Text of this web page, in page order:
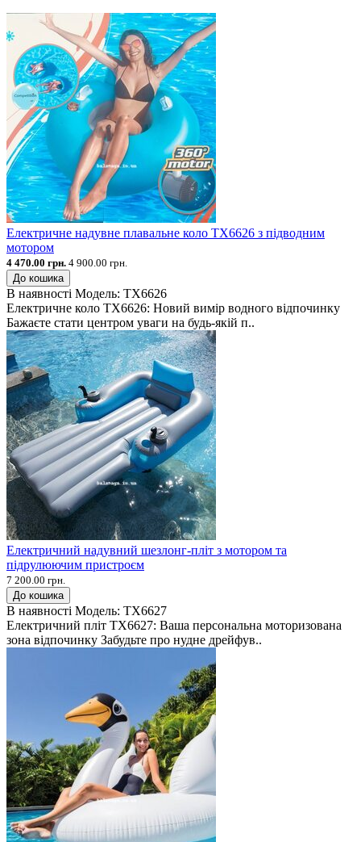
Електричне надувне плавальне коло TX6626 з підводним
мотором
4 470.00 грн. 4 900.00 грн.
До кошика
В наявності Модель: TX6626
Електричне коло TX6626: Новий вимір водного відпочинку
Бажаєте стати центром уваги на будь-якій п..
Електричний надувний шезлонг-пліт з мотором та
підрулюючим пристроєм
7 200.00 грн.
До кошика
В наявності Модель: TX6627
Електричний пліт TX6627: Ваша персональна моторизована
зона відпочинку Забудьте про нудне дрейфув..